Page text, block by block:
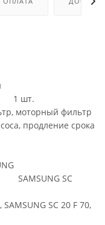
1 шт.
моторный фильтр
продление срока
SAMSUNG SC
SAMSUNG SC 20 F 70,